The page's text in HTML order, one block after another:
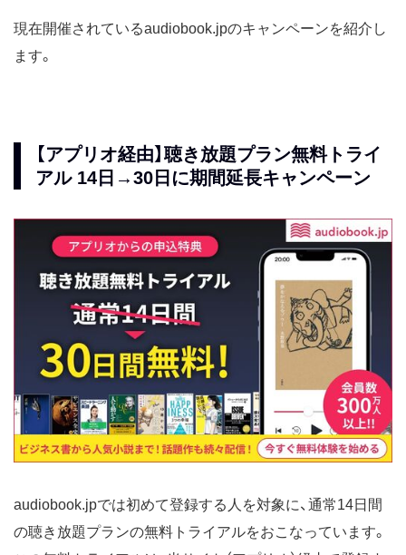
現在開催されているaudiobook.jpのキャンペーンを紹介し
ます。
【アプリオ経由】聴き放題プラン無料トライ
アル 14日→30日に期間延長キャンペーン
audiobook.jpでは初めて登録する人を対象に、通常14日間
の聴き放題プランの無料トライアルをおこなっています。